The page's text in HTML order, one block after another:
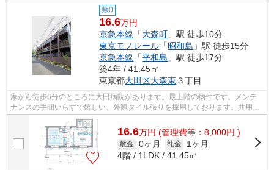
敷0
16.6万円
京急本線 「大森町 」駅 徒歩10分
東京モノレール 「昭和島 」駅 徒歩15分
京急本線 「平和島 」駅 徒歩17分
築4年 / 41.45㎡
東京都大田区大森東 ３丁目
家から徒歩6分のところに大田病院があります。最上階の物件です。メンテ
ナンスの手間いらずで嬉しい、外観タイル張りを採用しております。共用部
には敷地内ごみ置き場・エレベータなど...
16.6万円 (管理費等：8,000円 )
敷金 0ヶ月 礼金
1ヶ月
4階 / 1LDK / 41.45㎡